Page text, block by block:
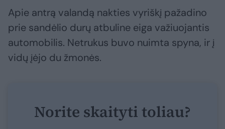
Apie antrą valandą nakties vyriškį pažadino
prie sandėlio durų atbuline eiga važiuojantis
automobilis. Netrukus buvo nuimta spyna, ir į
vidų įėjo du žmonės.
Norite skaityti toliau?